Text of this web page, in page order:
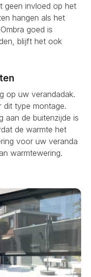
geen invloed op het
hangen als het
goed is
blijft het ook
op uw verandadak.
dit type montage.
aan de buitenzijde is
de warmte het
voor uw veranda
warmtewering.